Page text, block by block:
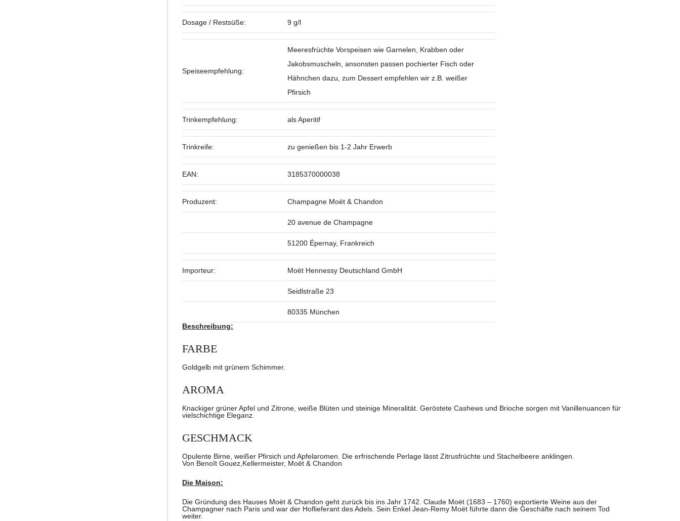
Dosage / Restsüße: 9 g/l
Speiseempfehlung:
Meeresfrüchte Vorspeisen wie Garnelen, Krabben oder
Jakobsmuscheln, ansonsten passen pochierter Fisch oder
Hähnchen dazu, zum Dessert empfehlen wir z.B. weißer
Pfirsich
Trinkempfehlung: als Aperitif
Trinkreife: zu genießen bis 1-2 Jahr Erwerb
EAN: 3185370000038
Produzent: Champagne Moët & Chandon
20 avenue de Champagne
51200 Épernay, Frankreich
Importeur: Moët Hennessy Deutschland GmbH
Seidlstraße 23
80335 München
Beschreibung:
FARBE
Goldgelb mit grünem Schimmer.
AROMA
Knackiger grüner Apfel und Zitrone, weiße Blüten und steinige Mineralität. Geröstete Cashews und Brioche sorgen mit Vanillenuancen für
vielschichtige Eleganz.
GESCHMACK
Opulente Birne, weißer Pfirsich und Apfelaromen. Die erfrischende Perlage lässt Zitrusfrüchte und Stachelbeere anklingen.
Von Benoît Gouez,Kellermeister, Moët & Chandon
Die Maison:
Die Gründung des Hauses Moët & Chandon geht zurück bis ins Jahr 1742. Claude Moët (1683 – 1760) exportierte Weine aus der
Champagner nach Paris und war der Hoflieferant des Adels. Sein Enkel Jean-Remy Moët führte dann die Geschäfte nach seinem Tod
weiter.